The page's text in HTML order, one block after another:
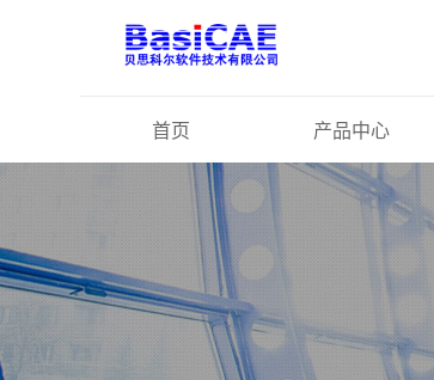
首页 产品中心